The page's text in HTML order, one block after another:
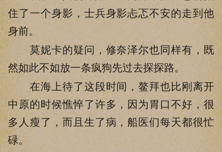
住了一个身影，士兵身影忐忑不安的走到他
身前。
莫妮卡的疑问，修奈泽尔也同样有，既
然如此不如放一条疯狗先过去探探路。
在海上待了这段时间，鳌拜也比刚离开
中原的时候憔悴了许多，因为胃口不好，很
多人瘦了，而且生了病，船医们每天都很忙
碌。